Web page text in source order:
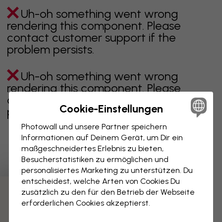
Uh-oh something went wrong
rendering this component. Please
contact customer support if the
problem persists.
Uh-oh something went wrong
rendering this component. Please
contact customer support if the
problem persists.
Zeigt Seite 1 von 13 Seiten
Weitere Kategorien entdecken
Cookie-Einstellungen
Photowall und unsere Partner speichern
Informationen auf Deinem Gerät, um Dir ein
maßgeschneidertes Erlebnis zu bieten,
Besucherstatistiken zu ermöglichen und
personalisiertes Marketing zu unterstützen. Du
entscheidest, welche Arten von Cookies Du
zusätzlich zu den für den Betrieb der Webseite
erforderlichen Cookies akzeptierst.